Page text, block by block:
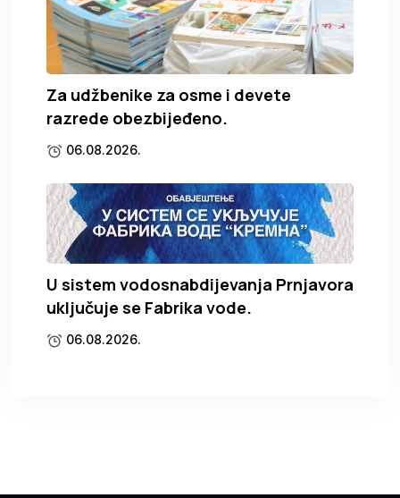
Za udžbenike za osme i devete
razrede obezbijeđeno.
06.08.2026.
U sistem vodosnabdijevanja Prnjavora
uključuje se Fabrika vode.
06.08.2026.